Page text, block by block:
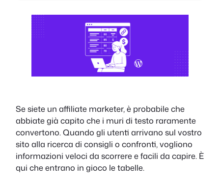
Se siete un affiliate marketer, è probabile che
abbiate già capito che i muri di testo raramente
convertono. Quando gli utenti arrivano sul vostro
sito alla ricerca di consigli o confronti, vogliono
informazioni veloci da scorrere e facili da capire. È
qui che entrano in gioco le tabelle.